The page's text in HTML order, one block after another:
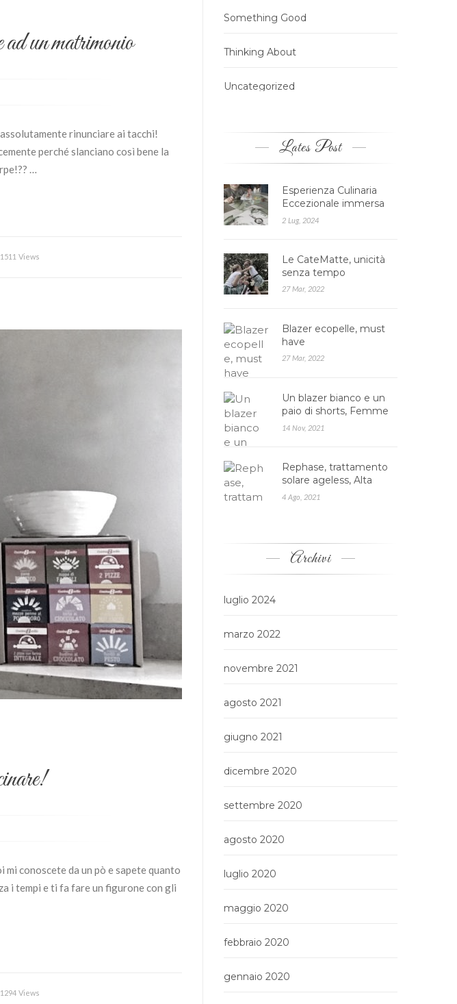
un matrimonio
rinunciare ai tacchi!
perché slanciano così bene la
…
1511 Views
conoscete da un pò e sapete quanto
i tempi e ti fa fare un figurone con gli
1294 Views
Something Good
Thinking About
Uncategorized
Lates Post
Esperienza Culinaria
Eccezionale immersa
nella Natura: Agrires…
2 Lug, 2024
Le CateMatte, unicità
senza tempo
27 Mar, 2022
Blazer ecopelle, must
have
27 Mar, 2022
Un blazer bianco e un
paio di shorts, Femme
Luxe
14 Nov, 2021
Rephase, trattamento
solare ageless, Alta
cosmesi
4 Ago, 2021
Archivi
luglio 2024
marzo 2022
novembre 2021
agosto 2021
giugno 2021
dicembre 2020
settembre 2020
agosto 2020
luglio 2020
maggio 2020
febbraio 2020
gennaio 2020